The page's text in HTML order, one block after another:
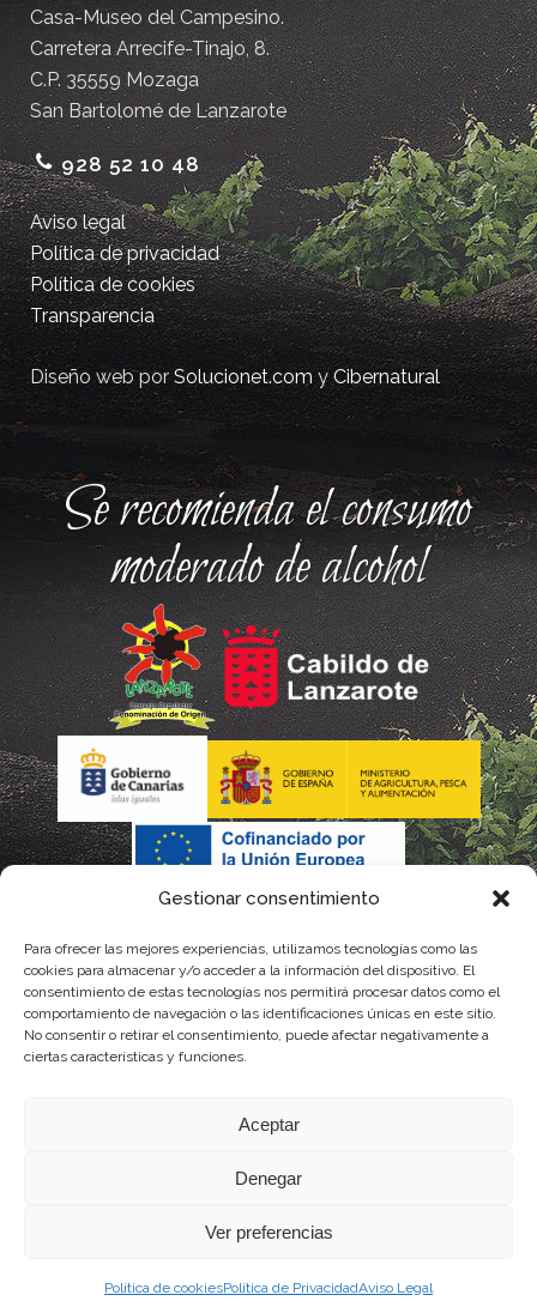
Gestionar consentimiento
Para ofrecer las mejores experiencias, utilizamos tecnologías como las
cookies para almacenar y/o acceder a la información del dispositivo. El
consentimiento de estas tecnologías nos permitirá procesar datos como el
comportamiento de navegación o las identificaciones únicas en este sitio.
No consentir o retirar el consentimiento, puede afectar negativamente a
ciertas características y funciones.
Aceptar
Denegar
Ver preferencias
Política de cookiesPolítica de PrivacidadAviso Legal
Casa-Museo del Campesino.
Carretera Arrecife-Tinajo, 8.
C.P. 35559 Mozaga
San Bartolomé de Lanzarote
928 52 10 48
Aviso legal
Política de privacidad
Política de cookies
Transparencia
Diseño web porSolucionet.comyCibernatural
Se recomienda el consumo
moderado de alcohol
La gestión de la DOP Lanzarote realizada por este Consejo Regulador es financiada,
con fondos provenientes del presupuesto de gastos del Instituto Canario de
Calidad Agroalimentaria